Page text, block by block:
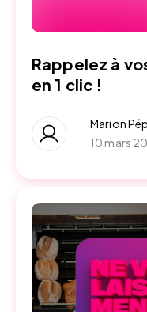
Rappelez à
en 1 clic !
Marion
10 mars